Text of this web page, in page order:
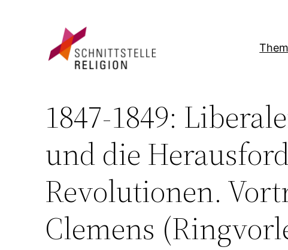
1847-1849:
und die
Revolutionen.
Clemens